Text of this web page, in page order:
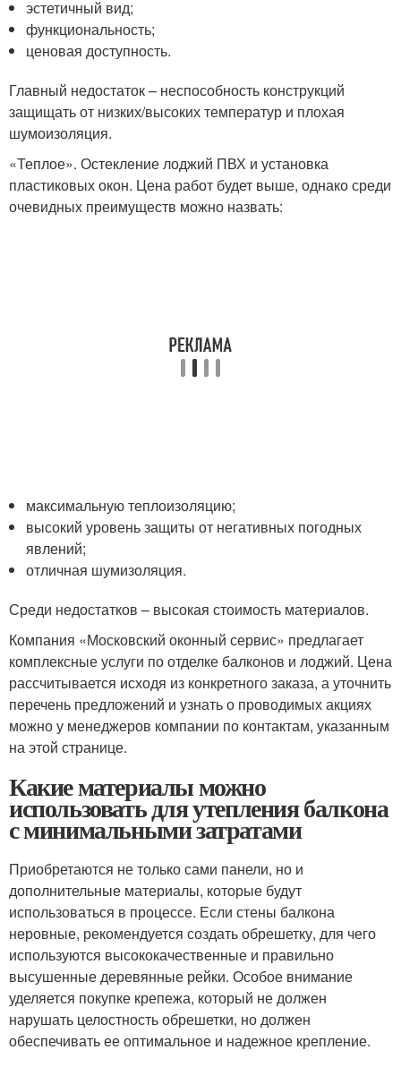
эстетичный вид;
функциональность;
ценовая доступность.
Главный недостаток – неспособность конструкций
защищать от низких/высоких температур и плохая
шумоизоляция.
«Теплое». Остекление лоджий ПВХ и установка
пластиковых окон. Цена работ будет выше, однако среди
очевидных преимуществ можно назвать:
максимальную теплоизоляцию;
высокий уровень защиты от негативных погодных
явлений;
отличная шумизоляция.
Среди недостатков – высокая стоимость материалов.
Компания «Московский оконный сервис» предлагает
комплексные услуги по отделке балконов и лоджий. Цена
рассчитывается исходя из конкретного заказа, а уточнить
перечень предложений и узнать о проводимых акциях
можно у менеджеров компании по контактам, указанным
на этой странице.
Какие материалы можно
использовать для утепления балкона
с минимальными затратами
Приобретаются не только сами панели, но и
дополнительные материалы, которые будут
использоваться в процессе. Если стены балкона
неровные, рекомендуется создать обрешетку, для чего
используются высококачественные и правильно
высушенные деревянные рейки. Особое внимание
уделяется покупке крепежа, который не должен
нарушать целостность обрешетки, но должен
обеспечивать ее оптимальное и надежное крепление.